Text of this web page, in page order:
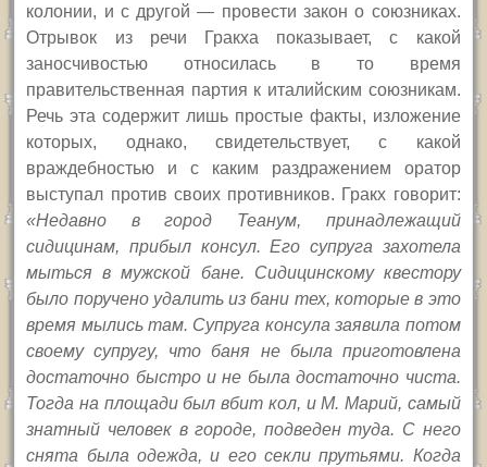
колонии, и с другой — провести закон о союзниках.
Отрывок из речи Гракха показывает, с какой
заносчивостью относилась в то время
правительственная партия к италийским союзникам.
Речь эта содержит лишь простые факты, изложение
которых, однако, свидетельствует, с какой
враждебностью и с каким раздражением оратор
выступал против своих противников. Гракх говорит:
«Недавно в город Теанум, принадлежащий
сидицинам, прибыл консул. Его супруга захотела
мыться в мужской бане. Сидицинскому квестору
было поручено удалить из бани тех, которые в это
время мылись там. Супруга консула заявила потом
своему супругу, что баня не была приготовлена
достаточно быстро и не была достаточно чиста.
Тогда на площади был вбит кол, и М. Марий, самый
знатный человек в городе, подведен туда. С него
снята была одежда, и его секли прутьями. Когда